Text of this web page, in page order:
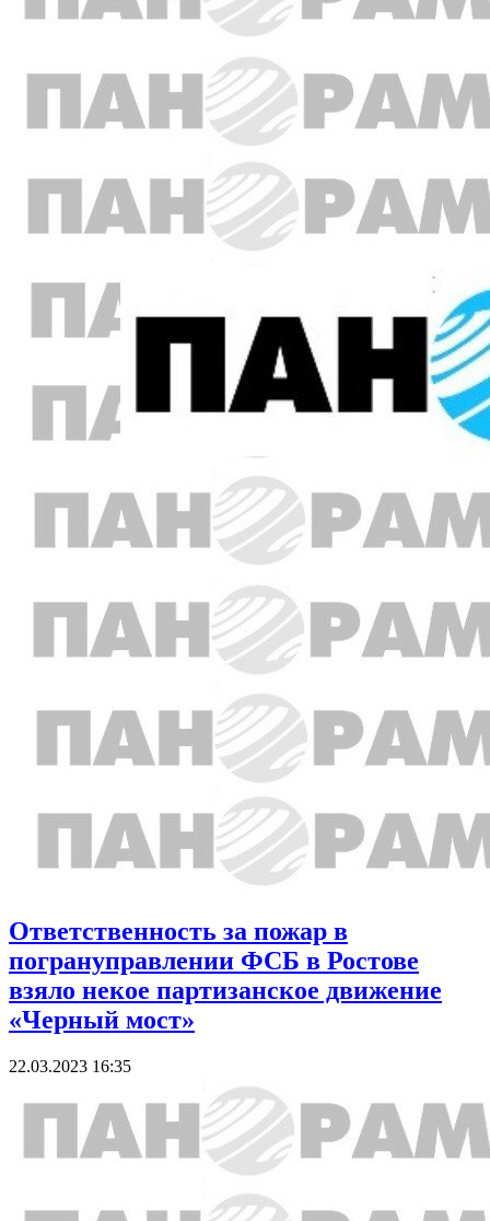
Ответственность за пожар в
погрануправлении ФСБ в Ростове
взяло некое партизанское движение
«Черный мост»
22.03.2023 16:35